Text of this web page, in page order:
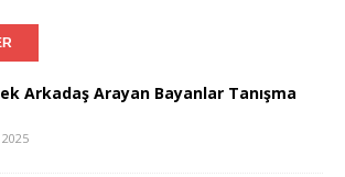
Arkadaş Arayan Bayanlar Tanışma